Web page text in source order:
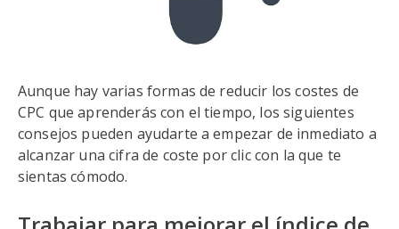
Aunque hay varias formas de reducir los costes de
CPC que aprenderás con el tiempo, los siguientes
consejos pueden ayudarte a empezar de inmediato a
alcanzar una cifra de coste por clic con la que te
sientas cómodo.